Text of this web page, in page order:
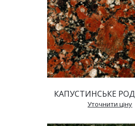
КАПУСТИНСЬКЕ
Уточнити ціну